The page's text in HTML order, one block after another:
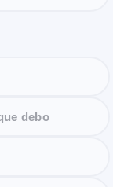
debo